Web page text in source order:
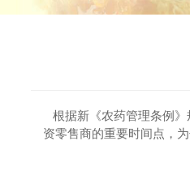
根据新《农药管理条例》
资零售商的重要时间点，